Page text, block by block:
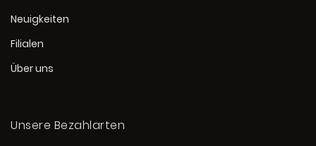
Neuigkeiten
Filialen
Über uns
Unsere Bezahlarten